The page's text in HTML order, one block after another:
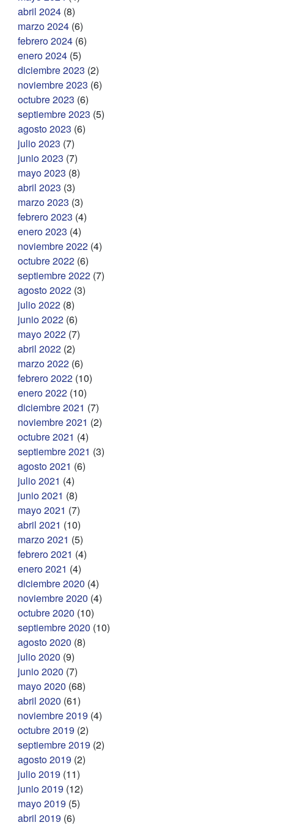
abril 2024 (8)
marzo 2024 (6)
febrero 2024 (6)
enero 2024 (5)
diciembre 2023 (2)
noviembre 2023 (6)
octubre 2023 (6)
septiembre 2023 (5)
agosto 2023 (6)
julio 2023 (7)
junio 2023 (7)
mayo 2023 (8)
abril 2023 (3)
marzo 2023 (3)
febrero 2023 (4)
enero 2023 (4)
noviembre 2022 (4)
octubre 2022 (6)
septiembre 2022 (7)
agosto 2022 (3)
julio 2022 (8)
junio 2022 (6)
mayo 2022 (7)
abril 2022 (2)
marzo 2022 (6)
febrero 2022 (10)
enero 2022 (10)
diciembre 2021 (7)
noviembre 2021 (2)
octubre 2021 (4)
septiembre 2021 (3)
agosto 2021 (6)
julio 2021 (4)
junio 2021 (8)
mayo 2021 (7)
abril 2021 (10)
marzo 2021 (5)
febrero 2021 (4)
enero 2021 (4)
diciembre 2020 (4)
noviembre 2020 (4)
octubre 2020 (10)
septiembre 2020 (10)
agosto 2020 (8)
julio 2020 (9)
junio 2020 (7)
mayo 2020 (68)
abril 2020 (61)
noviembre 2019 (4)
octubre 2019 (2)
septiembre 2019 (2)
agosto 2019 (2)
julio 2019 (11)
junio 2019 (12)
mayo 2019 (5)
abril 2019 (6)